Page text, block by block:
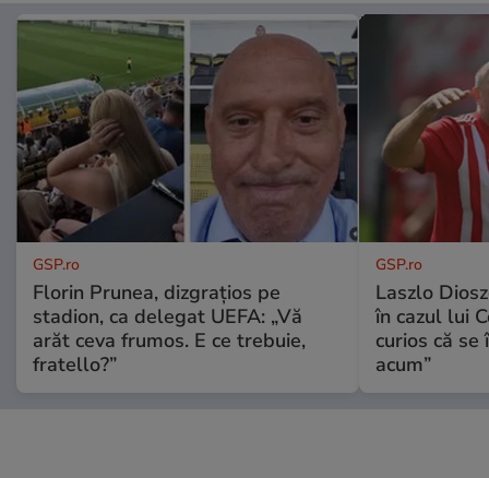
GSP.ro
Florin Prunea, dizgrațios pe
stadion, ca delegat UEFA: „Vă
arăt ceva frumos. E ce trebuie,
fratello?”
GSP.ro
Laszlo
în cazul lui
curios că
acum”